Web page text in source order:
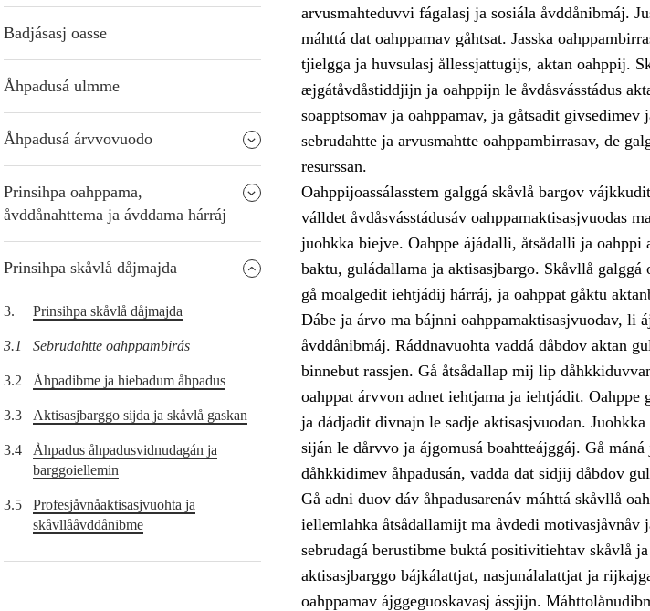
Badjásasj oasse
Åhpadusá ulmme
Åhpadusá árvvovuodo
Prinsihpa oahppama,
åvddånahttema ja ávddama hárráj
Prinsihpa skåvlå dåjmajda
3. Prinsihpa skåvlå dåjmajda
3.1 Sebrudahtte oahppambirás
3.2 Åhpadibme ja hiebadum åhpadus
3.3 Aktisasjbarggo sijda ja skåvlå gaskan
3.4
Åhpadus åhpadusvidnudagán ja
barggoiellemin
3.5
Profesjåvnåaktisasjvuohta ja
skåvllååvddånibme
arvusmahteduvvi fágalasj ja sosiála åvddånibmáj.
máhttá dat oahppamav gåhtsat. Jasska
tjielgga ja huvsulasj ållessjattugijs, aktan oahppij.
æjgátåvdåstiddjijn ja oahppijn le åvdåsvásstádus
soapptsomav ja oahppamav, ja gåtsadit
sebrudahtte ja arvusmahtte oahppambirrasav, de
resurssan.
Oahppijoassálasstem galggá skåvlå bargov
válldet åvdåsvásstádusáv oahppamaktisasjvuodas
juohkka biejve. Oahppe ájádalli, åtsådalli ja oahppi
baktu, guládallama ja aktisasjbargo. Skåvllå
gå moalgedit iehtjádij hárráj, ja oahppat gåktu
Dábe ja árvo ma bájnni oahppamaktisasjvuodav, li
åvddånibmáj. Ráddnavuohta vaddá dåbdov aktan
binnebut rassjen. Gå åtsådallap mij lip
oahppat árvvon adnet iehtjama ja iehtjádit.
ja dádjadit divnajn le sadje aktisasjvuodan.
siján le dårvvo ja ájgomusá boahtteájggáj. Gå
dåhkkidimev åhpadusán, vadda dat sidjij dåbdov
Gå adni duov dáv åhpadusarenáv máhttá skåvllå
iellemlahka åtsådallamijt ma åvdedi motivasjåvnåv
sebrudagá berustibme buktá positivitiehtav skåvlå
aktisasjbarggo bájkálattjat, nasjunálalattjat ja
oahppamav ájggeguoskavasj ássjijn.